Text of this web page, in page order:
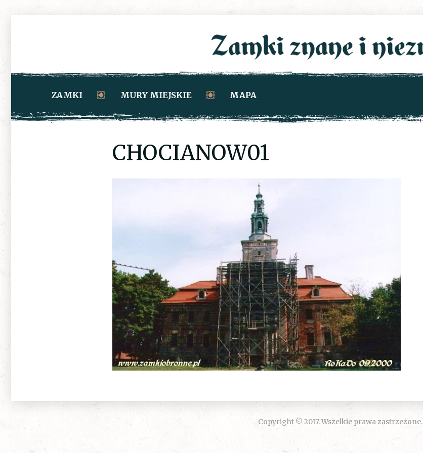
ZAMKI MURY MIEJSKIE MAPA
CHOCIANOW01
Copyright © 2017. Wszelkie prawa zastrzeżone.